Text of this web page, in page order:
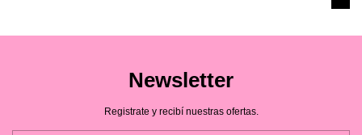
Newsletter
Registrate y recibí nuestras ofertas.